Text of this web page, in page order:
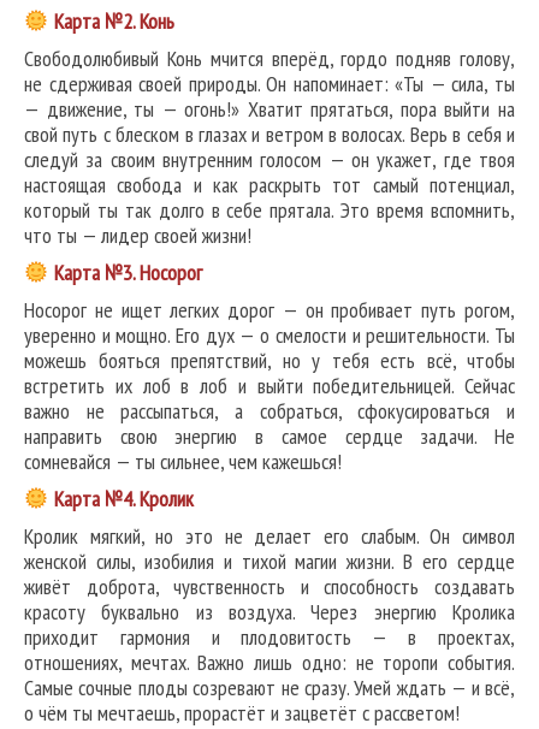
Карта №2. Конь
Свободолюбивый Конь мчится вперёд, гордо подняв голову,
не сдерживая своей природы. Он напоминает: «Ты — сила, ты
— движение, ты — огонь!» Хватит прятаться, пора выйти на
свой путь с блеском в глазах и ветром в волосах. Верь в себя и
следуй за своим внутренним голосом — он укажет, где твоя
настоящая свобода и как раскрыть тот самый потенциал,
который ты так долго в себе прятала. Это время вспомнить,
что ты — лидер своей жизни!
Карта №3. Носорог
Носорог не ищет легких дорог — он пробивает путь рогом,
уверенно и мощно. Его дух — о смелости и решительности. Ты
можешь бояться препятствий, но у тебя есть всё, чтобы
встретить их лоб в лоб и выйти победительницей. Сейчас
важно не рассыпаться, а собраться, сфокусироваться и
направить свою энергию в самое сердце задачи. Не
сомневайся — ты сильнее, чем кажешься!
Карта №4. Кролик
Кролик мягкий, но это не делает его слабым. Он символ
женской силы, изобилия и тихой магии жизни. В его сердце
живёт доброта, чувственность и способность создавать
красоту буквально из воздуха. Через энергию Кролика
приходит гармония и плодовитость — в проектах,
отношениях, мечтах. Важно лишь одно: не торопи события.
Самые сочные плоды созревают не сразу. Умей ждать — и всё,
о чём ты мечтаешь, прорастёт и зацветёт с рассветом!